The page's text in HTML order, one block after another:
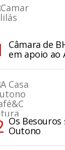
Câmara de
em apoio ao
Os Besouros
Outono